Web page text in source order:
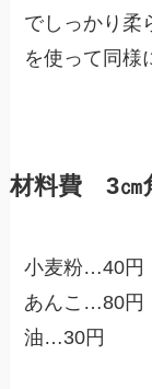
でしっかり柔
を使って同様
材料費 3㎝
小麦粉…40円
あんこ…80円
油…30円